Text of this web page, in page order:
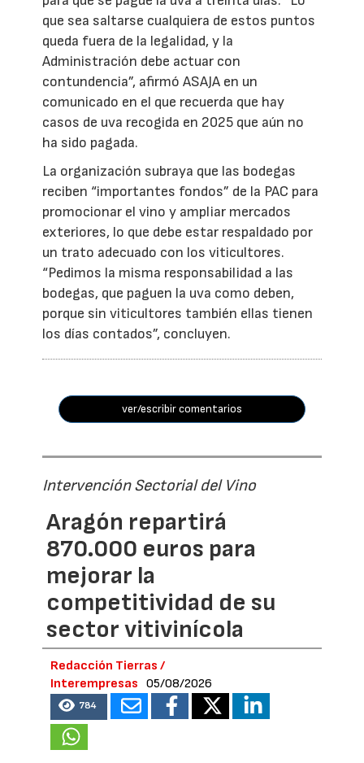
que sea saltarse cualquiera de estos puntos
queda fuera de la legalidad, y la
Administración debe actuar con
contundencia”, afirmó ASAJA en un
comunicado en el que recuerda que hay
casos de uva recogida en 2025 que aún no
ha sido pagada.
La organización subraya que las bodegas
reciben “importantes fondos” de la PAC para
promocionar el vino y ampliar mercados
exteriores, lo que debe estar respaldado por
un trato adecuado con los viticultores.
“Pedimos la misma responsabilidad a las
bodegas, que paguen la uva como deben,
porque sin viticultores también ellas tienen
los días contados”, concluyen.
ver/escribir comentarios
Intervención Sectorial del Vino
Aragón repartirá
870.000 euros para
mejorar la
competitividad de su
sector vitivinícola
Redacción Tierras /
Interempresas
05/08/2026
784